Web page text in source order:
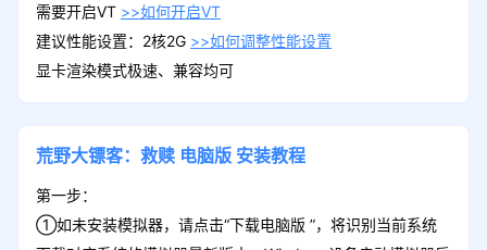
需要开启VT >>如何开启VT
建议性能设置：2核2G >>如何调整性能设置
显卡渲染模式极速、兼容均可
荒野大镖客：救赎 电脑版 安装教程
第一步：
①如未安装模拟器，请点击“下载电脑版 ”，将识别当前系统